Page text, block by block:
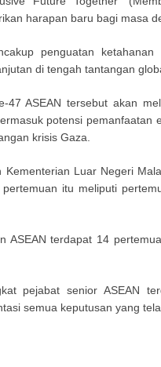
harapan baru bagi masa
penguatan
di tengah tantangan
47 ASEAN tersebut akan
potensi pemanfaatan
krisis Gaza.
Kementerian Luar Negeri
itu meliputi
ASEAN terdapat 14
pejabat senior ASEAN
semua keputusan yang